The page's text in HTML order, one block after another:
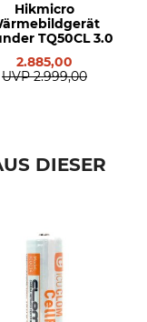
Hikmicro
TQ50CL 3.0
2.885,00
UVP 2.999,00
DIESER